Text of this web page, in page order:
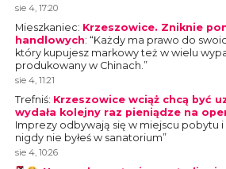
sie 4, 17:20
Mieszkaniec: Krzeszowice. Zniknie
handlowych: “Każdy ma prawo do
który kupujesz markowy też w wielu
produkowany w Chinach. ”
sie 4, 11:21
Trefniś: Krzeszowice wciąż chcą być
wydała kolejny raz pieniądze na
Imprezy odbywają się w miejscu pobytu
nigdy nie byłeś w sanatorium”
sie 4, 10:26